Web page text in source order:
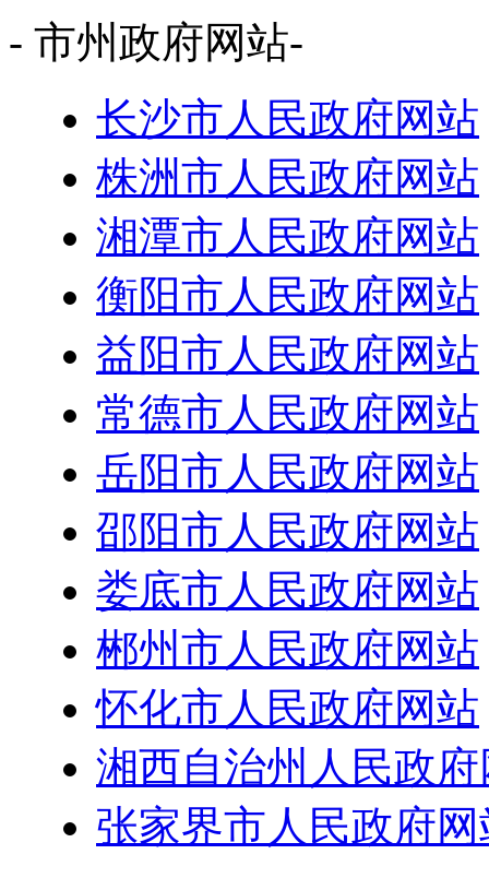
- 市州政府网站-
长沙市人民政府网站
株洲市人民政府网站
湘潭市人民政府网站
衡阳市人民政府网站
益阳市人民政府网站
常德市人民政府网站
岳阳市人民政府网站
邵阳市人民政府网站
娄底市人民政府网站
郴州市人民政府网站
怀化市人民政府网站
湘西自治州人民政
张家界市人民政府网